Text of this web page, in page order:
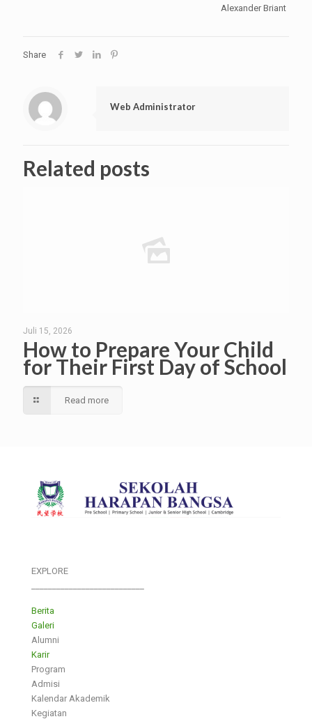
Alexander Briant
Share
Web Administrator
Related posts
Juli 15, 2026
How to Prepare Your Child
for Their First Day of School
Read more
EXPLORE
Berita
Galeri
Alumni
Karir
Program
Admisi
Kalendar Akademik
Kegiatan